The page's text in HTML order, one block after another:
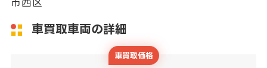
車買取車両の詳細
車買取価格